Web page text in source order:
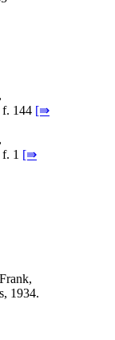
,
f. 144 [⇛
,
1 [⇛
1934.